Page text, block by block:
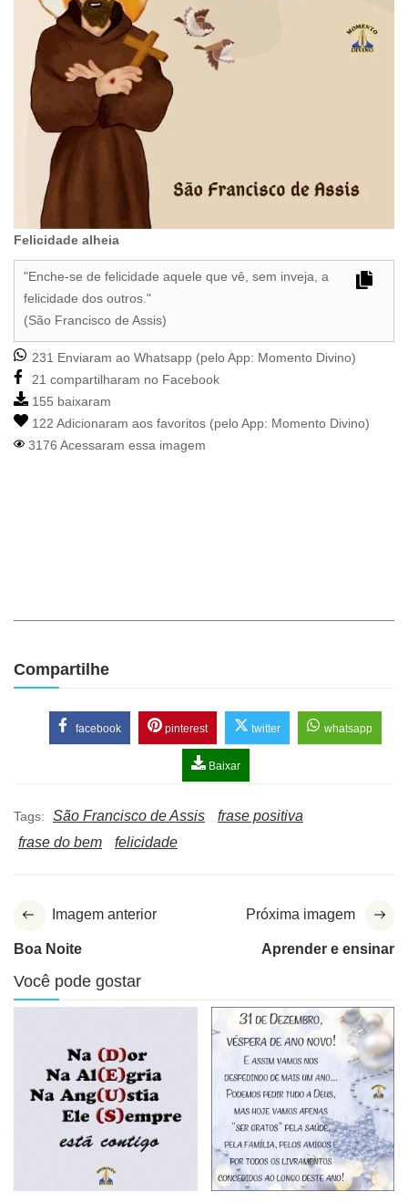
Felicidade alheia
"Enche-se de felicidade aquele que vê, sem inveja, a
felicidade dos outros."
(São Francisco de Assis)
231 Enviaram ao Whatsapp (pelo App: Momento Divino)
21 compartilharam no Facebook
155 baixaram
122 Adicionaram aos favoritos (pelo App: Momento Divino)
3176 Acessaram essa imagem
Compartilhe
facebook pinterest twitter whatsapp
Baixar
Tags: São Francisco de Assis
frase positiva
frase do bem
felicidade
Imagem anterior
Boa Noite
Próxima imagem
Aprender e ensinar
Você pode gostar